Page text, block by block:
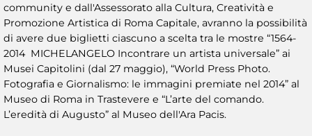
community e dall'Assessorato alla Cultura, Creatività e
Promozione Artistica di Roma Capitale, avranno la possibilità
di avere due biglietti ciascuno a scelta tra le mostre “1564-
2014 MICHELANGELO Incontrare un artista universale” ai
Musei Capitolini (dal 27 maggio), “World Press Photo.
Fotografia e Giornalismo: le immagini premiate nel 2014” al
Museo di Roma in Trastevere e “L’arte del comando.
L’eredità di Augusto” al Museo dell'Ara Pacis.